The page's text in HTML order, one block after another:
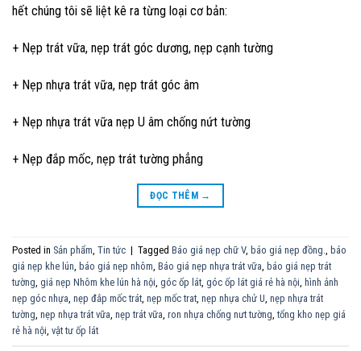
hết chúng tôi sẽ liệt kê ra từng loại cơ bản:
+ Nẹp trát vữa, nẹp trát góc dương, nẹp cạnh tường
+ Nẹp nhựa trát vữa, nẹp trát góc âm
+ Nẹp nhựa trát vữa nẹp U âm chống nứt tường
+ Nẹp đắp mốc, nẹp trát tường phẳng
ĐỌC THÊM →
Posted in Sản phẩm Tin tức | Tagged Báo giá nẹp chữ V, báo giá nẹp đồng.
báo
giá nẹp khe lún báo giá nẹp nhôm Báo giá nẹp nhựa trát vữa báo giá nẹp trát
tường giá nẹp Nhôm khe lún hà nội góc ốp lát góc ốp lát giá rẻ hà nội hình ảnh
nẹp góc nhựa nẹp đắp mốc trát nẹp mốc trat nẹp nhựa chử U nẹp nhựa trát
tường nẹp nhựa trát vữa nẹp trát vữa ron nhựa chống nưt tường ,tổng kho nẹp giá
rẻ hà nội vật tư ốp lát